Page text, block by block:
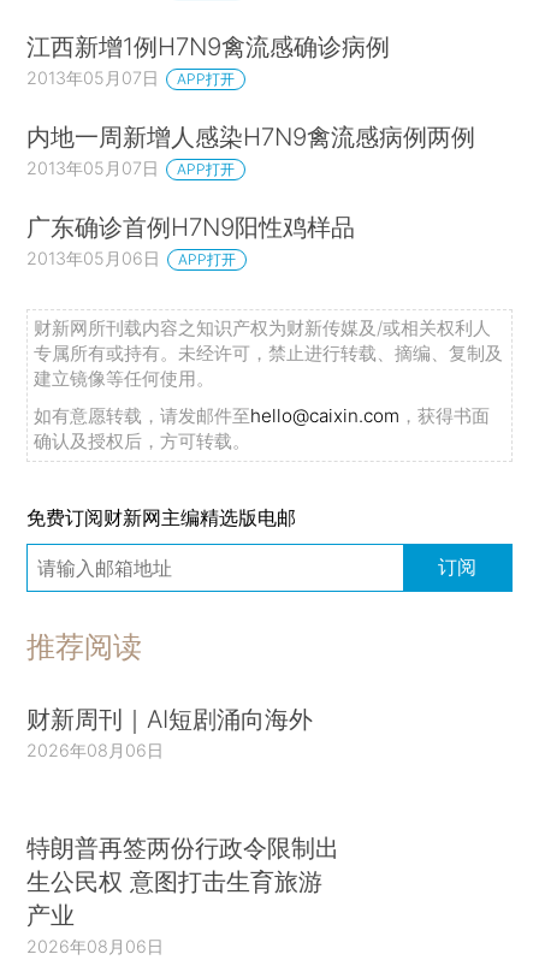
江西新增1例H7N9禽流感确诊病例
2013年05月07日 APP打开
内地一周新增人感染H7N9禽流感病例两例
2013年05月07日 APP打开
广东确诊首例H7N9阳性鸡样品
2013年05月06日 APP打开
财新网所刊载内容之知识产权为财新传媒及/或相关权利人
专属所有或持有。未经许可，禁止进行转载、摘编、复制及
建立镜像等任何使用。
如有意愿转载，请发邮件至hello@caixin.com ，获得书面
确认及授权后，方可转载。
免费订阅财新网主编精选版电邮
订阅
推荐阅读
财新周刊｜AI短剧涌向海外
2026年08月06日
特朗普再签两份行政令限制出
生公民权 意图打击生育旅游
产业
2026年08月06日